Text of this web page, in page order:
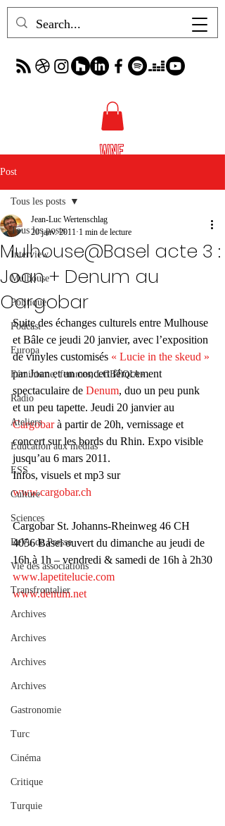
Post
Tous les posts
Interview
Mulhouse
Politique
Podcast
Europa
Féminisme, femmes, LGBTQIA+
Radio
Ateliers
Éducation aux médias
ESS
Culture
Sciences
ReVu de Presse
Vie des associations
Transfrontalier
Archives
Archives
Archives
Archives
Gastronomie
Turc
Cinéma
Critique
Turquie
Tous les posts
Mulhouse@Basel acte 3 :
Joan + Denum au
Cargobar
Jean-Luc Wertenschlag
20 janv. 2011 1 min de lecture
Suite des échanges culturels entre Mulhouse
et Bâle ce jeudi 20 janvier, avec l’exposition
de vinyles customisés « Lucie in the skeud »
par Joan et un concert férocement
spectaculaire de Denum, duo un peu punk
et un peu tapette. Jeudi 20 janvier au
Cargobar à partir de 20h, vernissage et
concert sur les bords du Rhin. Expo visible
jusqu’au 6 mars 2011.
Infos, visuels et mp3 sur
www.cargobar.ch
Cargobar St. Johanns-Rheinweg 46 CH
4056 Basel ouvert du dimanche au jeudi de
16h à 1h – vendredi & samedi de 16h à 2h30
www.lapetitelucie.com
www.denum.net